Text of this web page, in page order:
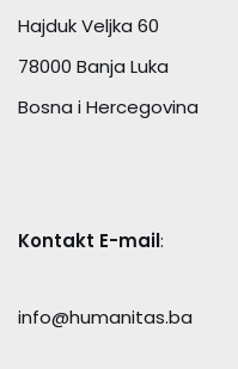
Hajduk Veljka 60
78000 Banja Luka
Bosna i Hercegovina
Kontakt E-mail:
info@humanitas.ba